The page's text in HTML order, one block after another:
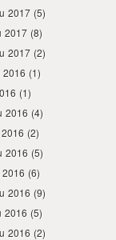
2017 (5)
2017 (8)
2017 (2)
2016 (1)
(1)
2016 (4)
(2)
2016 (5)
(6)
2016 (9)
2016 (5)
2016 (2)